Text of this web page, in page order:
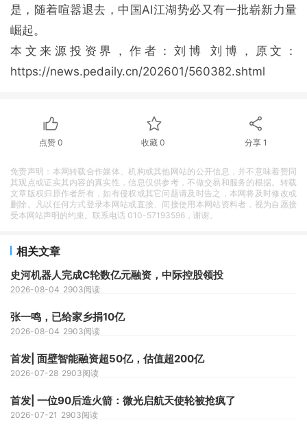
是，随着喧嚣退去，中国AI江湖势必又有一批崭新力量
崛起。
本文来源投资界，作者：刘博 刘博，原文：
https://news.pedaily.cn/202601/560382.shtml
点赞0 收藏0 分享 1
免责声明：本网转载合作媒体、机构或其他网站的公开信息，并不意味着赞同
其观点或证实其内容的真实性，信息仅供参考，不做交易和服务的根据。转载
文章版权归原作者所有，如有侵权或其它问题请及时告之，本网将及时修改或
删除。凡以任何方式登录本网站或直接、间接使用本网站资料者，视为自愿接
受本网站声明的约束。联系电话 010-57193596，谢谢。
相关文章
史河机器人完成C轮数亿元融资，中际控股领投
2026-08-04 2903阅读
张一鸣，已给家乡捐10亿
2026-08-04 2903阅读
首发| 面壁智能融资超50亿，估值超200亿
2026-07-28 2903阅读
首发| 一位90后造火箭：微光启航天使轮被抢疯了
2026-07-21 2903阅读